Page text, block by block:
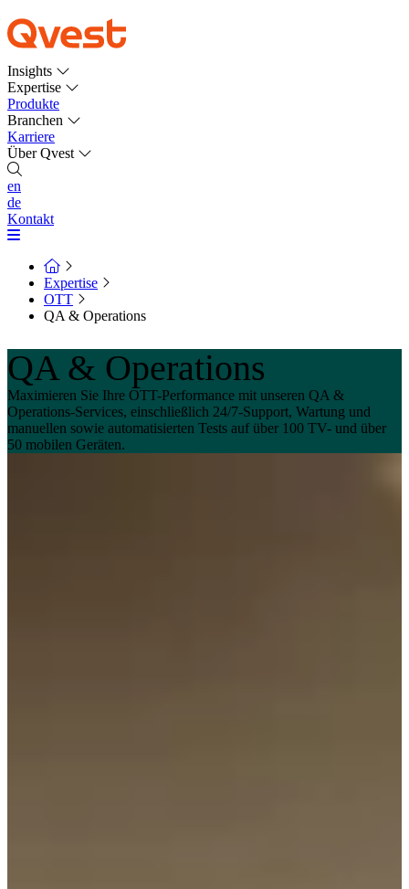
Insights
Expertise
Produkte
Branchen
Karriere
Über Qvest
en
de
Kontakt
Expertise
OTT
QA & Operations
QA & Operations
Maximieren Sie Ihre OTT-Performance mit unseren QA &
Operations-Services, einschließlich 24/7-Support, Wartung und
manuellen sowie automatisierten Tests auf über 100 TV- und über
50 mobilen Geräten.